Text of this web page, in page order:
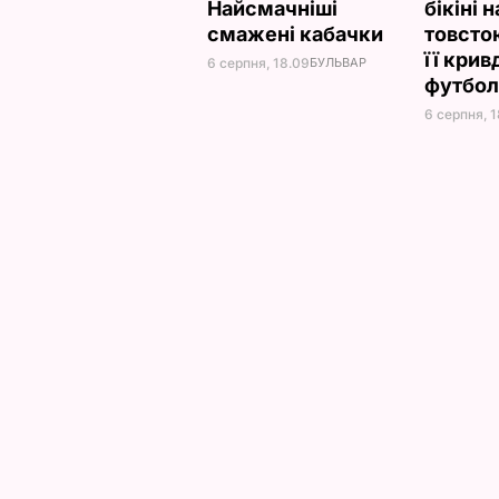
Найсмачніші
смажені кабачки
6 серпня, 18.09БУЛЬВАР
бікіні
її
6 серпня,